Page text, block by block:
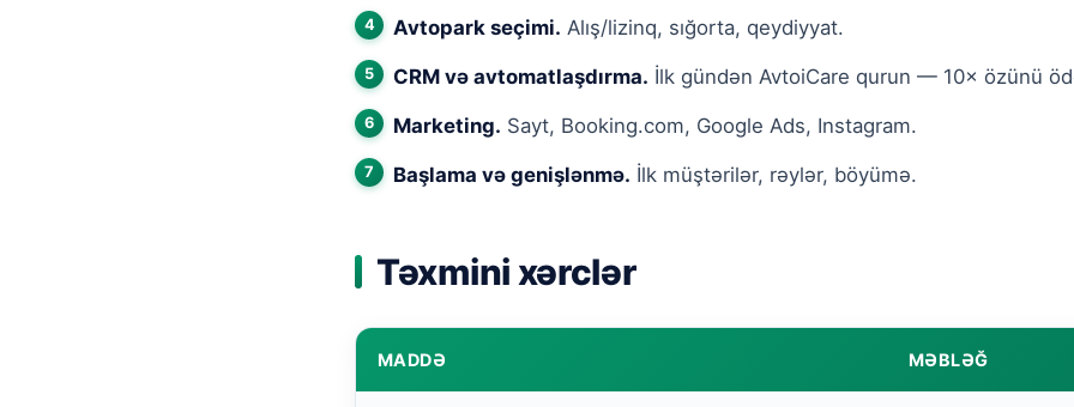
Avtopark seçimi. Alış/lizinq, sığorta, qeydiyyat.
CRM və avtomatlaşdırma. İlk gündən AvtoiCare qurun — 10× özünü
Marketing. Sayt, Booking.com, Google Ads, Instagram.
Başlama və genişlənmə. İlk müştərilər, rəylər, böyümə.
Təxmini xərclər
MADDƏ MƏBLƏĞ